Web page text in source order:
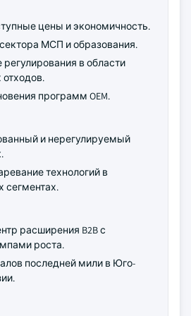
цены и экономичность.
МСП и образования.
в области
программ OEM.
и нерегулируемый
технологий в
сегментах.
расширения B2B с
роста.
последней мили в Юго-